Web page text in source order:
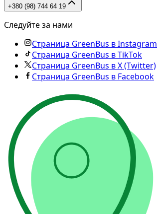
+380 (98) 744 64 19
Следуйте за нами
Страница GreenBus в Instagram
Страница GreenBus в TikTok
Страница GreenBus в X (Twitter)
Страница GreenBus в Facebook